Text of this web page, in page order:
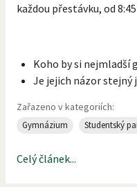
každou přestávku, od
Koho by si nejmladší
Je jejich názor
Zařazeno v kategoriích:
Gymnázium Studentský
Celý článek...